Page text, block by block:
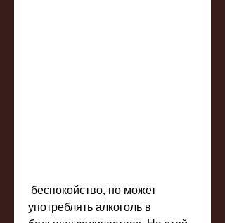
употреблять алкоголь в